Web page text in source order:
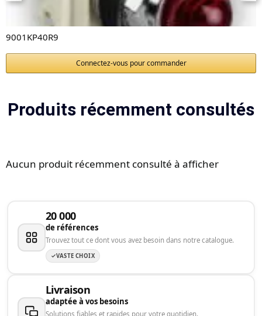
9001KP40R9
Connectez-vous pour commander
Produits récemment consultés
Aucun produit récemment consulté à afficher
20 000
de références
Trouvez tout ce dont vous avez besoin dans notre catalogue.
VASTE CHOIX
Livraison
adaptée à vos besoins
Solutions fiables et rapides pour votre quotidien.